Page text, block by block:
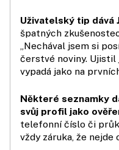
Uživatelský tip dává
špatných
„Nechával jsem si
čerstvé noviny. Ujistil
vypadá jako na
Některé seznamky
svůj profil jako
telefonní číslo či
vždy záruka, že nejde